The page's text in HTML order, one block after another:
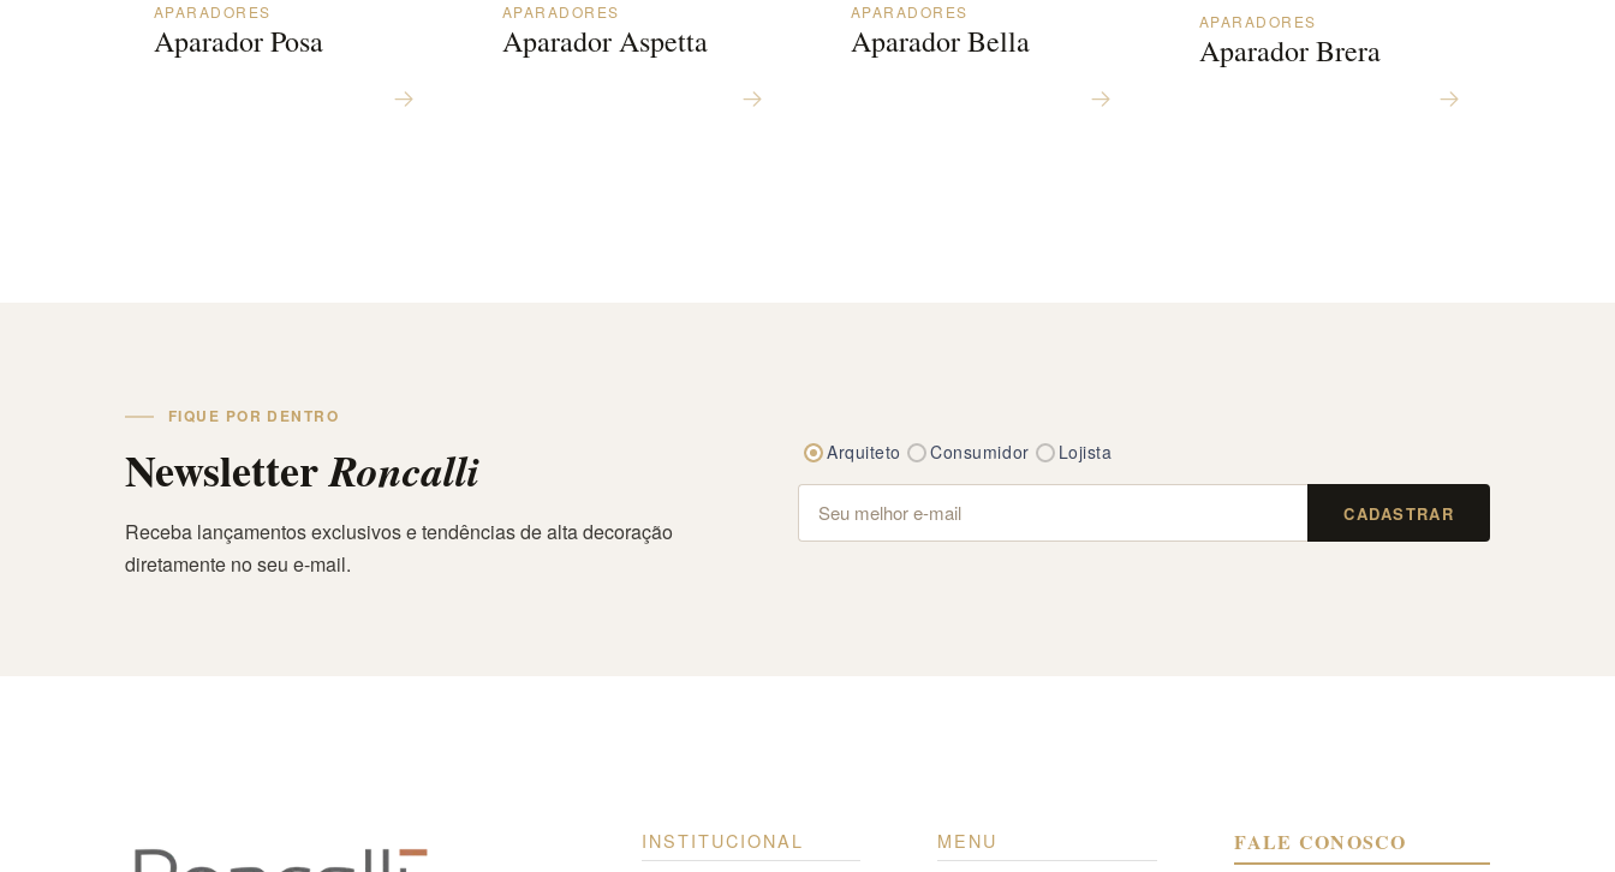
APARADORES
Aparador Posa
APARADORES
Aparador Aspetta
APARADORES
Aparador Bella
APARADORES
Aparador Brera
FIQUE POR DENTRO
NewsletterRoncalli
Receba lançamentos exclusivos e tendências de alta decoração
diretamente no seu e-mail.
Arquiteto Consumidor Lojista
CADASTRAR
INSTITUCIONAL MENU FALE CONOSCO